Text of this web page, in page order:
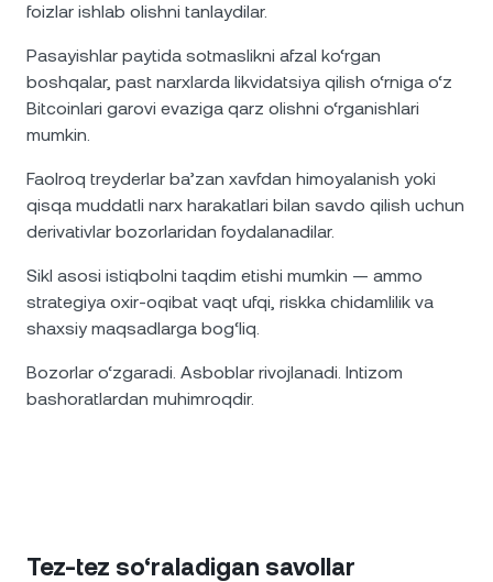
foizlar ishlab olishni tanlaydilar.
Pasayishlar paytida sotmaslikni afzal ko‘rgan
boshqalar, past narxlarda likvidatsiya qilish o‘rniga o‘z
Bitcoinlari garovi evaziga qarz olishni o‘rganishlari
mumkin.
Faolroq treyderlar ba’zan xavfdan himoyalanish yoki
qisqa muddatli narx harakatlari bilan savdo qilish uchun
derivativlar bozorlaridan foydalanadilar.
Sikl asosi istiqbolni taqdim etishi mumkin — ammo
strategiya oxir-oqibat vaqt ufqi, riskka chidamlilik va
shaxsiy maqsadlarga bog‘liq.
Bozorlar o‘zgaradi. Asboblar rivojlanadi. Intizom
bashoratlardan muhimroqdir.
Tez-tez so‘raladigan savollar